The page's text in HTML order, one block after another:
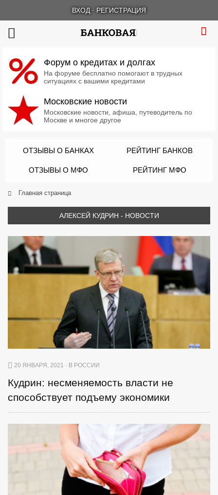
ВХОД · РЕГИСТРАЦИЯ
Форум о кредитах и долгах
На форуме бесплатно помогают в трудных
ситуациях с вашими кредитами
Московские новости
Московские новости, афиша, путеводитель по
Москве и многое другое
ОТЗЫВЫ О БАНКАХ РЕЙТИНГ БАНКОВ
ОТЗЫВЫ О МФО РЕЙТИНГ МФО
Главная страница
АЛЕКСЕЙ КУДРИН - НОВОСТИ
20 ЯНВАРЯ, 2021 · В РОССИИ
Кудрин: несменяемость власти не
способствует подъему экономики